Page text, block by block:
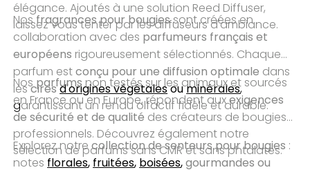
élégance. Ajoutés à une solution Reed Diffuser,
laissez vous tenter par les diffuseurs d'ambiance.
Nosfragrances pour bougiessont créées en
collaboration avec des parfumeurs français et
européens rigoureusement sélectionnés. Chaque
parfum estconçu pour une diffusion optimale dans
lesciresd'origines végétalesouminérales,
garantissant un rendu olfactif fidèle et durable.
Nos parfums non testés sur les animaux et sourcés
en France ou en Europe, répondent auxexigences
de sécurité et de qualité des créateurs de bougies
professionnels. Découvrez également notre
sélection de parfums sans CMR et sans phtalates.
Explorez notrecollection de senteurs pour bougies :
notes florales, fruitées, boisées,gourmandes ou